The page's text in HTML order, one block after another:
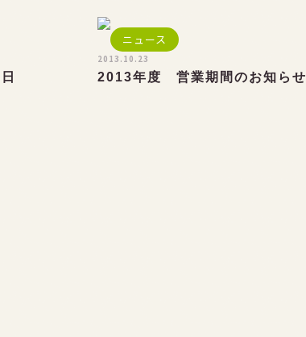
ニュース
2013.10.23
2013年度 営業期間のお知らせ